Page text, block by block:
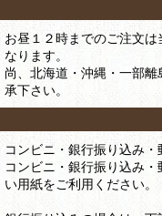
お昼１２時までのご注文
なります。
尚、北海道・沖縄・一部
承下さい。
コンビニ・銀行振り込み
コンビニ・銀行振り込み
い用紙をご利用ください。